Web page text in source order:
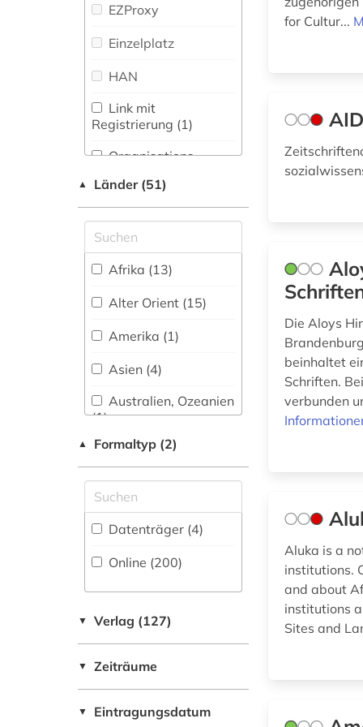
Gesundheitswissenschaften
(1)
Informatik (8)
Klassische
Philologie.
Byzantinistik.
Neugriechische
Kunstgeschichte
(113)
Maschinenbau (1)
Mathematik (13)
Medien- und
Kommunikationswissenschaften,
Kommunikationsdesign (28)
Musikwissenschaft
(29)
Natur- und
Umweltschutz (4)
Physik (12)
Politologie (29)
antike (30)
antikensammlung
(2)
antiquität (1)
arabisch (2)
(1)
architektur (20)
architekturgeschichte
architekturzeichnung
(1)
archiv (1)
archäologie (75)
funde (1)
stätte (3)
archäologisches
aristoteles (1)
asien (1)
assyriologie (2)
Zeitschriftenbibliographie
EZProxy
Einzelplatz
HAN
Link mit
Registrierung (1)
Organisations-
Shibboleth
Zugriff vor Ort (4)
▲ Länder (51)
Afrika (13)
Alter Orient (15)
Amerika (1)
Asien (4)
Australien, Ozeanien
(1)
Bayern (3)
Belgien (1)
Byzantinisches
Reich (2)
China (2)
Deutschland (21)
Deutschland (DDR)
Europa (5)
▲ Formaltyp (2)
Datenträger (4)
Online (200)
▼ Verlag (127)
▼ Zeiträume
▼ Eintragungsdatum
for Cultur...
Die Aloys
beinhaltet
Schriften.
verbunden
Aluka is a
institutions.
and about
institutions
Sites and